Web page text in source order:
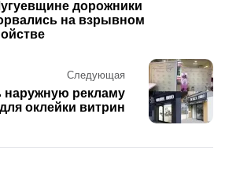
дорожники
на взрывном
Следующая
наружную рекламу
для оклейки витрин